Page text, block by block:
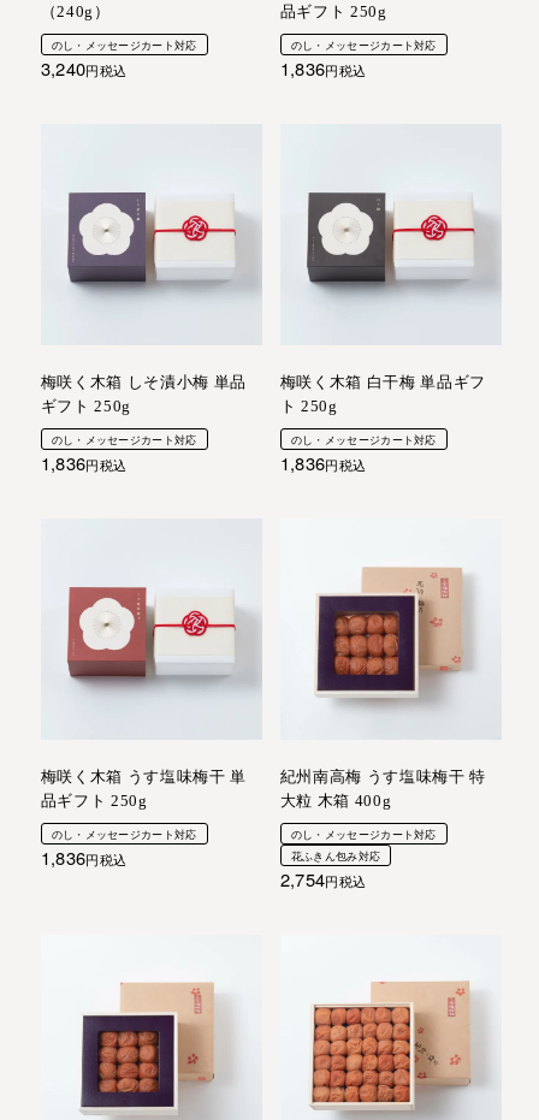
（240g）
のし・メッセージカート対応
3,240 税込
品ギフト 250g
のし・メッセージカート対応
1,836 税込
梅咲く木箱 しそ漬小梅 単品
ギフト 250g
のし・メッセージカート対応
1,836 税込
梅咲く木箱 白干梅 単品ギフ
ト 250g
のし・メッセージカート対応
1,836 税込
梅咲く木箱 うす塩味梅干 単
品ギフト 250g
のし・メッセージカート対応
1,836 税込
紀州南高梅 うす塩味梅干 特
大粒 木箱 400g
のし・メッセージカート対応
花ふきん包み対応
2,754 税込